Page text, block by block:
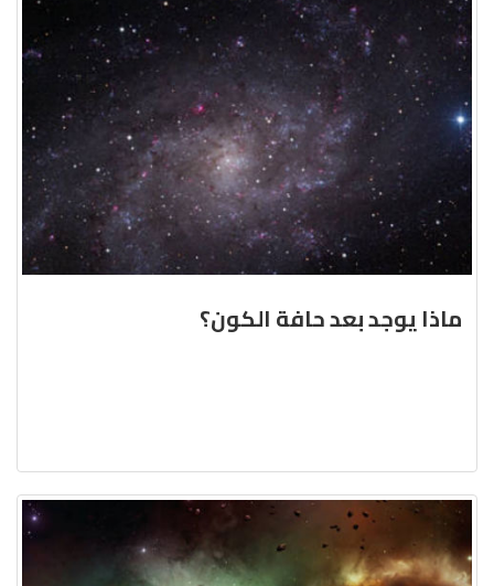
ماذا يوجد بعد حافة الكون؟